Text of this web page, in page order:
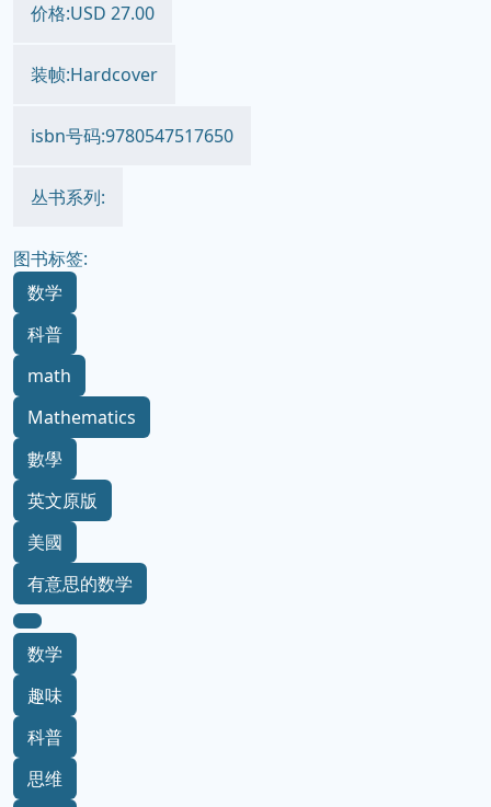
价格:USD 27.00
装帧:Hardcover
isbn号码:9780547517650
丛书系列:
图书标签:
数学
科普
math
Mathematics
數學
英文原版
美國
有意思的数学
数学
趣味
科普
思维